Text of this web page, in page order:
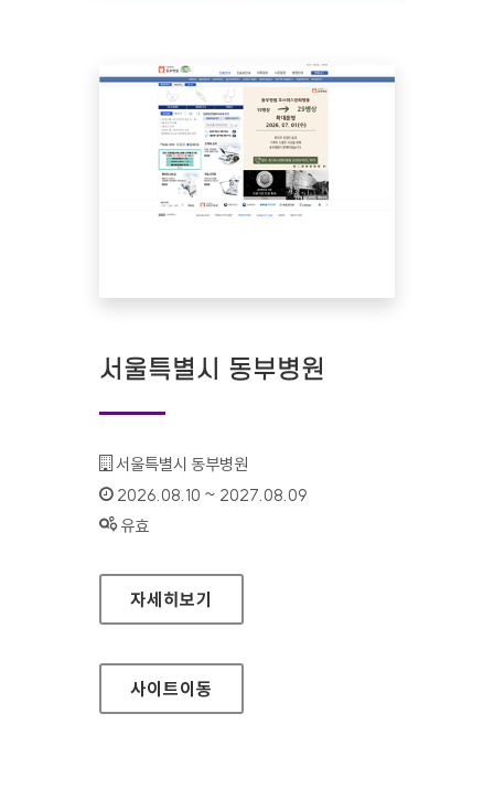
서울특별시 동부병원
기관명 :
서울특별시 동부병원
인증기간 :
2026.08.10 ~ 2027.08.09
상태 :
유효
서울특별시 동부병원
자세히보기
사이트이동